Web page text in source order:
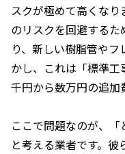
スクが極めて高くな
のリスクを回避する
り、新しい樹脂管や
かし、これは「標準
千円から数万円の追加
ここで問題なのが、「
と考える業者です。